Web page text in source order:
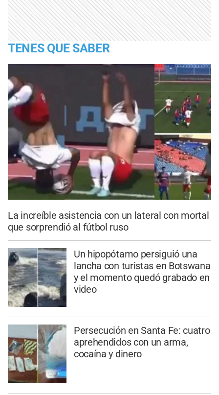
TENES QUE SABER
La increíble asistencia con un lateral con mortal
que sorprendió al fútbol ruso
Un hipopótamo persiguió una
lancha con turistas en Botswana
y el momento quedó grabado en
video
Persecución en Santa Fe: cuatro
aprehendidos con un arma,
cocaína y dinero